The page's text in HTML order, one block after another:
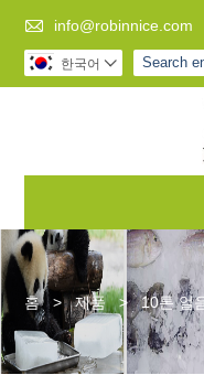
 info@robinnice.com
한국어 
홈 > 제품 > 10톤 얼